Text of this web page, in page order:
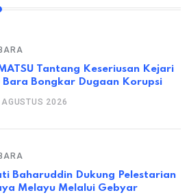
Tantang Keseriusan Kejari
Bara Bongkar Dugaan Korupsi
2026
Baharuddin Dukung Pelestarian
Melayu Melalui Gebyar